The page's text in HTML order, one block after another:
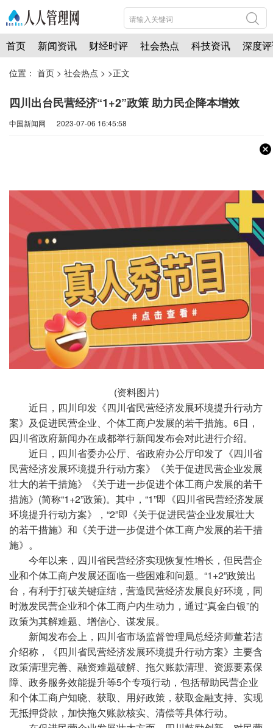
首页 新闻资讯 财经时评 社会热点 科技资讯 深度
位置： 首页 > 社会热点 > >正文
四川出台民营经济“1+2”政策 助力民企降本增效
中国新闻网 2023-07-06 16:45:58
(资料图片)
近日，四川印发《四川省民营经济发展环境提升行动方
案》及促进民营企业、个体工商户发展的若干措施。6日，
四川省政府新闻办在成都举行新闻发布会对此进行介绍。
近日，四川省委办公厅、省政府办公厅印发了《四川省
民营经济发展环境提升行动方案》《关于促进民营企业发展
壮大的若干措施》《关于进一步促进个体工商户发展的若干
措施》(简称“1+2”政策)。其中，“1”即《四川省民营经济发展
环境提升行动方案》，“2”即《关于促进民营企业发展壮大
的若干措施》和《关于进一步促进个体工商户发展的若干措
施》。
今年以来，四川省民营经济实现恢复性增长，但民营企
业和个体工商户发展还面临一些困难和问题。“1+2”政策出
台，有利于打破关键症结，营造民营经济发展良好环境，同
时激发民营企业和个体工商户内生动力，通过“真金白银”的
政策为其解难题、增信心、谋发展。
新闻发布会上，四川省市场监督管理局总经济师董若洁
介绍称，《四川省民营经济发展环境提升行动方案》主要含
政策清理完善、融资难题破解、拖欠账款清理、资源要素保
障、政务服务效能提升等5个专项行动，包括帮助民营企业
和个体工商户知晓、获取、用好政策，获取金融支持、实现
无抵押贷款，加快拖欠账款核实、清偿等具体行动。